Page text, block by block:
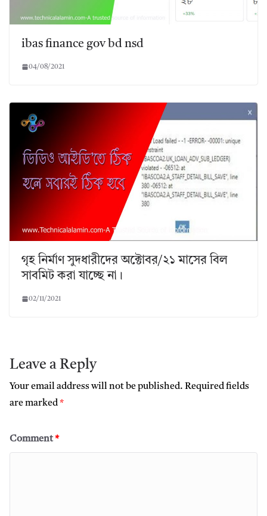
ibas finance gov bd nsd
04/08/2021
গৃহ নির্মাণ সুদধারীদের অক্টোবর/২১ মাসের বিল
সাবমিট করা যাচ্ছে না।
02/11/2021
Leave a Reply
Your email address will not be published. Required fields
are marked*
Comment*